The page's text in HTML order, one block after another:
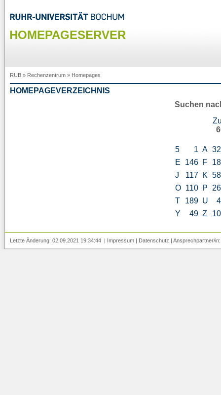
HOMEPAGESERVER
RUB » Rechenzentrum » Homepages
HOMEPAGEVERZEICHNIS
Suchen
5 1 A
E
146 F
J
117 K
O 110 P
T
189 U
Y
49 Z
Letzte Änderung: 02.09.2021 19:34:44 | Impressum | Datenschutz | Ansprechpartner/